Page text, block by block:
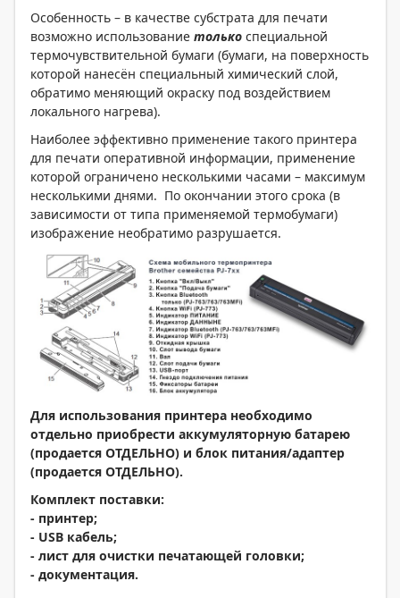
Особенность – в качестве субстрата для печати
возможно использование только специальной
термочувствительной бумаги (бумаги, на поверхность
которой нанесён специальный химический слой,
обратимо меняющий окраску под воздействием
локального нагрева).
Наиболее эффективно применение такого принтера
для печати оперативной информации, применение
которой ограничено несколькими часами – максимум
несколькими днями. По окончании этого срока (в
зависимости от типа применяемой термобумаги)
изображение необратимо разрушается.
Для использования принтера необходимо
отдельно приобрести аккумуляторную батарею
(продается ОТДЕЛЬНО) и блок питания/адаптер
(продается ОТДЕЛЬНО).
Комплект поставки:
- принтер;
- USB кабель;
- лист для очистки печатающей головки;
- документация.